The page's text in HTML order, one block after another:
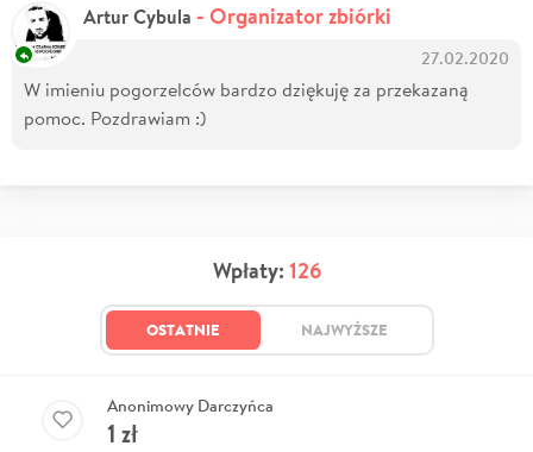
Artur Cybula - Organizator zbiórki
27.02.2020
W imieniu pogorzelców bardzo dziękuję za przekazaną
pomoc. Pozdrawiam :)
Wpłaty: 126
OSTATNIE NAJWYŻSZE
Anonimowy Darczyńca
1 zł